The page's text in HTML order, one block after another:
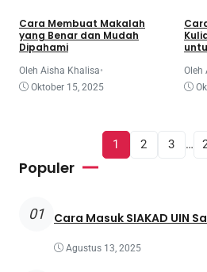
Cara Membuat Makalah
yang Benar dan Mudah
Dipahami
Oleh Aisha Khalisa•
Oktober 15, 2025
Oleh
1 2 3 …
Populer
01 Cara Masuk SIAKAD UIN
Agustus 13, 2025